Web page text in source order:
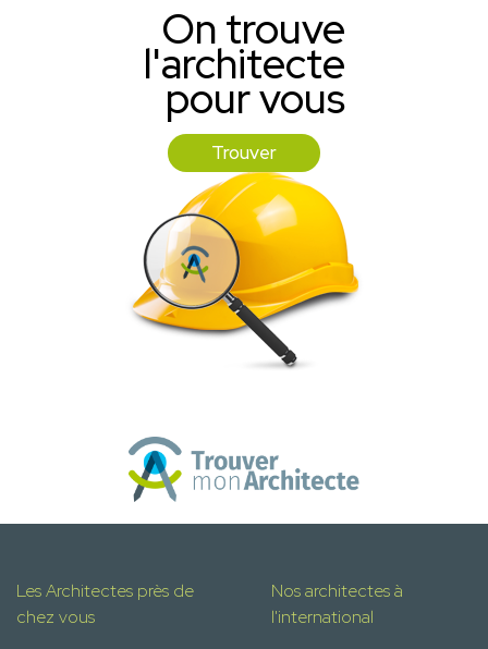
On trouve
l'architecte
pour vous
Trouver
Les Architectes près de
chez vous
Nos architectes à
l'international